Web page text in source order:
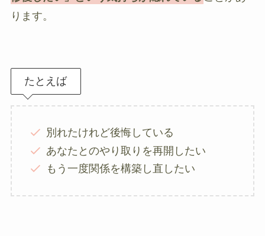
ります。
たとえば
別れたけれど後悔している
あなたとのやり取りを再開したい
もう一度関係を構築し直したい